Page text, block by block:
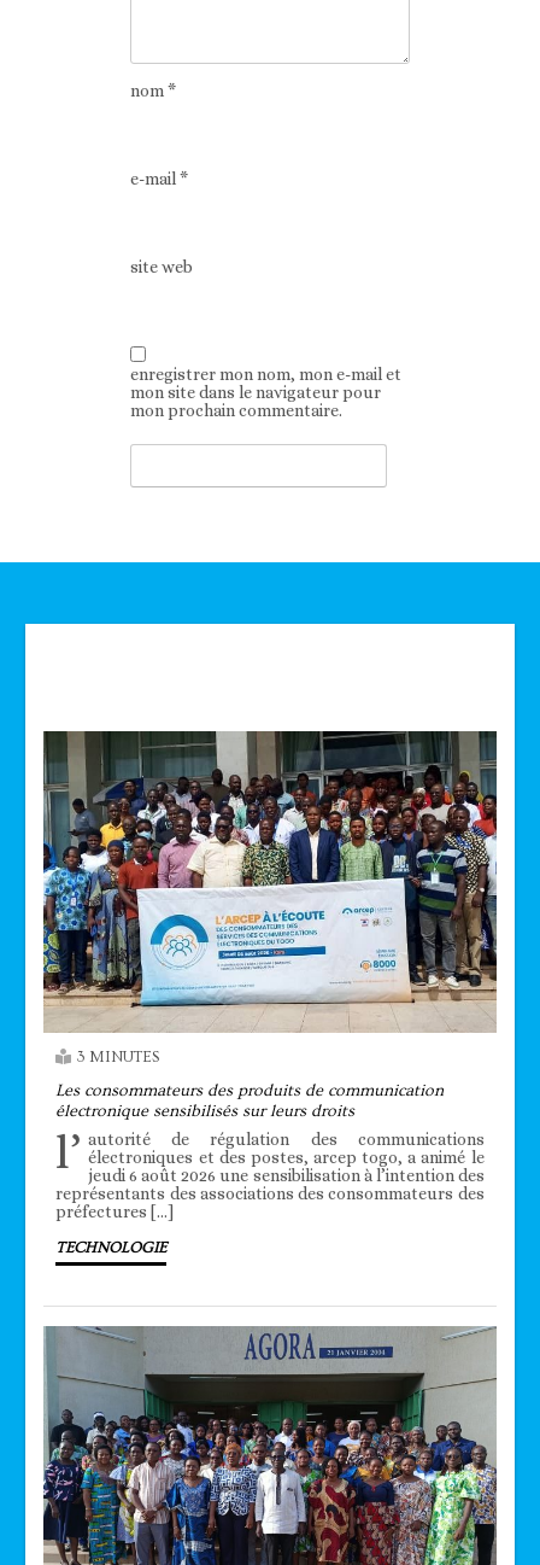
nom*
e-mail*
site web
enregistrer mon nom, mon e-mail et
mon site dans le navigateur pour
mon prochain commentaire.
3 MINUTES
Les consommateurs des produits de communication
électronique sensibilisés sur leurs droits
l’ autorité de régulation des communications
électroniques et des postes, arcep togo, a animé le
jeudi 6 août 2026 une sensibilisation à l’intention des
représentants des associations des consommateurs des
préfectures […]
TECHNOLOGIE